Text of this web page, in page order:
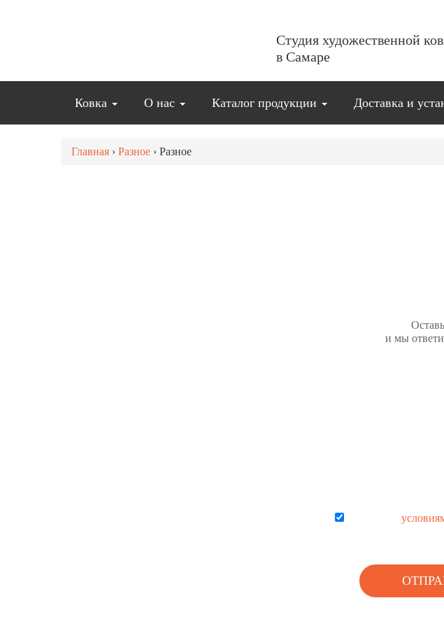
Студия художественной
в Самаре
Ковка О нас Каталог продукции Доставка и
Главная › Разное › Разное
и мы